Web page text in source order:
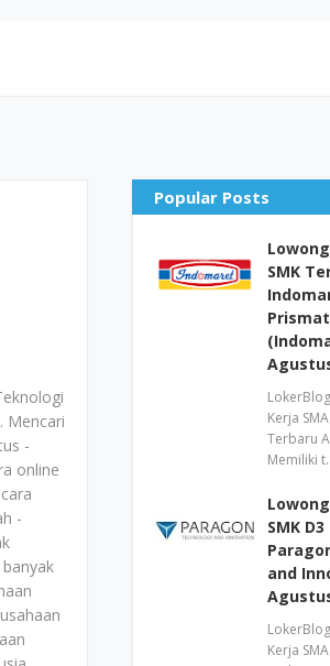
Mencari
-
online
-
Popular Posts
SMK
Kerja
Terbaru
Memiliki
SMK
and
Kerja